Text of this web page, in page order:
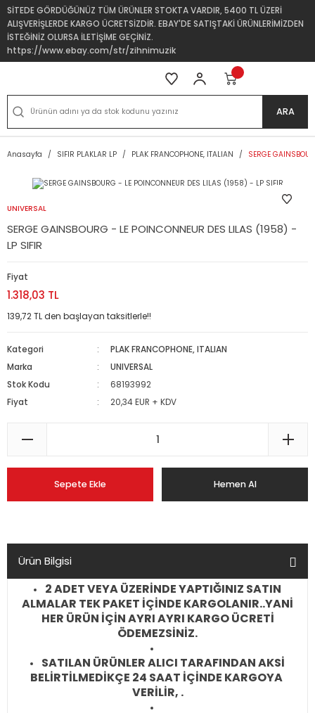
SİTEDE GÖRDÜĞÜNÜZ TÜM ÜRÜNLER STOKTA VARDIR, 5400 TL ÜZERİ
ALIŞVERİŞLERDE KARGO ÜCRETSİZDİR. EBAY'DE SATIŞTAKİ ÜRÜNLERİMİZDEN
İSTEĞİNİZ OLURSA İLETİŞİME GEÇİNİZ.
https://www.ebay.com/str/zihnimuzik
ARA
Anasayfa SIFIR PLAKLAR LP PLAK FRANCOPHONE, ITALIAN SERGE
UNIVERSAL
SERGE GAINSBOURG - LE POINCONNEUR DES LILAS (1958) -
LP SIFIR
Fiyat
1.318,03 TL
139,72 TL den başlayan taksitlerle!!
Kategori
PLAK FRANCOPHONE, ITALIAN
Marka
UNIVERSAL
Stok Kodu
68193992
Fiyat
20,34 EUR + KDV
Sepete Ekle Hemen Al
Ürün Bilgisi
2 ADET VEYA ÜZERİNDE YAPTIĞINIZ SATIN
ALMALAR TEK PAKET İÇİNDE KARGOLANIR..YANİ
HER ÜRÜN İÇİN AYRI AYRI KARGO ÜCRETİ
ÖDEMEZSİNİZ.
SATILAN ÜRÜNLER ALICI TARAFINDAN AKSİ
BELİRTİLMEDİKÇE 24 SAAT İÇİNDE KARGOYA
VERİLİR, .